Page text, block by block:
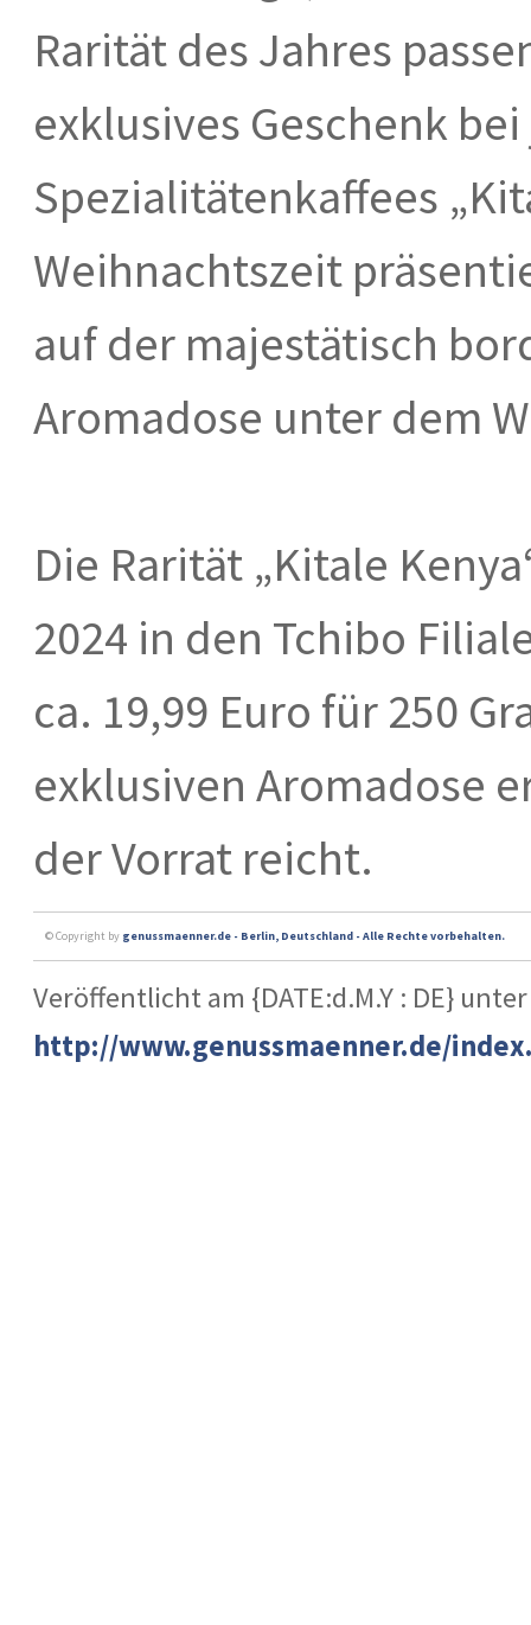
Rarität des Jahres
exklusives Geschenk
Spezialitätenkaffees
Weihnachtszeit
auf der majestätisch
Aromadose unter dem
Die Rarität „Kitale
2024 in den Tchibo
ca. 19,99 Euro für 250
exklusiven Aromadose
der Vorrat reicht.
© Copyright by genussmaenner.de - Berlin, Deutschland - Alle Rechte vorbehalten.
Veröffentlicht am {DATE:d.M.Y : DE}
http://www.genussmaenner.de/